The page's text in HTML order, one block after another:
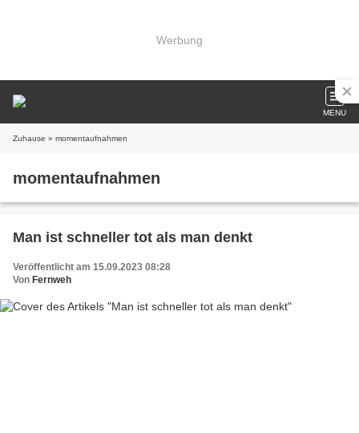
Werbung
MENU
Zuhause » momentaufnahmen
momentaufnahmen
Man ist schneller tot als man denkt
Veröffentlicht am 15.09.2023 08:28
Von Fernweh